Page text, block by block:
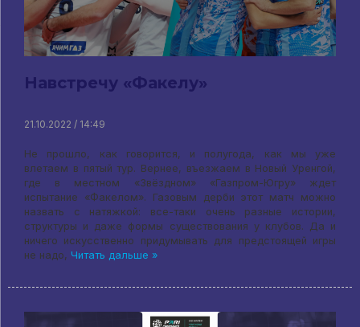
Навстречу «Факелу»
21.10.2022 / 14:49
Не прошло, как говорится, и полугода, как мы уже
влетаем в пятый тур. Вернее, въезжаем в Новый Уренгой,
где в местном «Звёздном» «Газпром-Югру» ждет
испытание «Факелом». Газовым дерби этот матч можно
назвать с натяжкой: все-таки очень разные истории,
структуры и даже формы существования у клубов. Да и
ничего искусственно придумывать для предстоящей игры
не надо, Читать дальше »